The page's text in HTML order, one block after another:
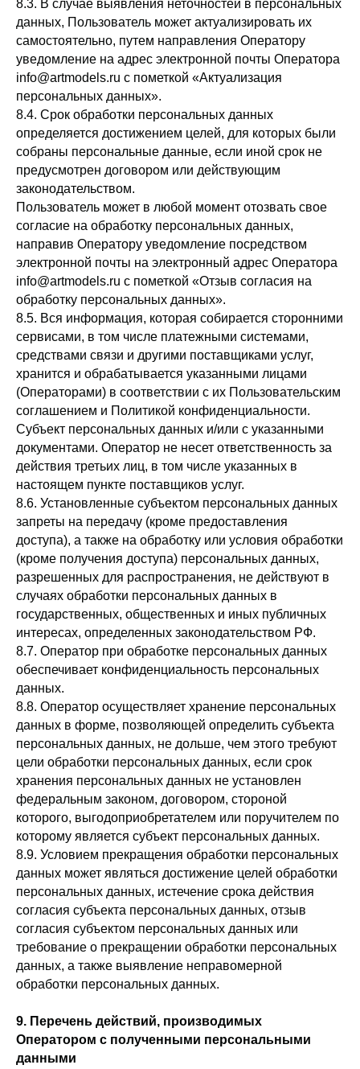
8.3. В случае выявления неточностей в персональных
данных, Пользователь может актуализировать их
самостоятельно, путем направления Оператору
уведомление на адрес электронной почты Оператора
info@artmodels.ru с пометкой «Актуализация
персональных данных».
8.4. Срок обработки персональных данных
определяется достижением целей, для которых были
собраны персональные данные, если иной срок не
предусмотрен договором или действующим
законодательством.
Пользователь может в любой момент отозвать свое
согласие на обработку персональных данных,
направив Оператору уведомление посредством
электронной почты на электронный адрес Оператора
info@artmodels.ru с пометкой «Отзыв согласия на
обработку персональных данных».
8.5. Вся информация, которая собирается сторонними
сервисами, в том числе платежными системами,
средствами связи и другими поставщиками услуг,
хранится и обрабатывается указанными лицами
(Операторами) в соответствии с их Пользовательским
соглашением и Политикой конфиденциальности.
Субъект персональных данных и/или с указанными
документами. Оператор не несет ответственность за
действия третьих лиц, в том числе указанных в
настоящем пункте поставщиков услуг.
8.6. Установленные субъектом персональных данных
запреты на передачу (кроме предоставления
доступа), а также на обработку или условия обработки
(кроме получения доступа) персональных данных,
разрешенных для распространения, не действуют в
случаях обработки персональных данных в
государственных, общественных и иных публичных
интересах, определенных законодательством РФ.
8.7. Оператор при обработке персональных данных
обеспечивает конфиденциальность персональных
данных.
8.8. Оператор осуществляет хранение персональных
данных в форме, позволяющей определить субъекта
персональных данных, не дольше, чем этого требуют
цели обработки персональных данных, если срок
хранения персональных данных не установлен
федеральным законом, договором, стороной
которого, выгодоприобретателем или поручителем по
которому является субъект персональных данных.
8.9. Условием прекращения обработки персональных
данных может являться достижение целей обработки
персональных данных, истечение срока действия
согласия субъекта персональных данных, отзыв
согласия субъектом персональных данных или
требование о прекращении обработки персональных
данных, а также выявление неправомерной
обработки персональных данных.
9. Перечень действий, производимых
Оператором с полученными персональными
данными
Art models agency
Договор оферты
Политика обработки персональных данных